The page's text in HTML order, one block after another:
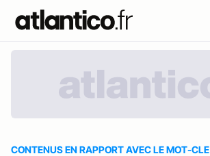
CONTENUS EN RAPPORT AVEC LE MOT-CLE